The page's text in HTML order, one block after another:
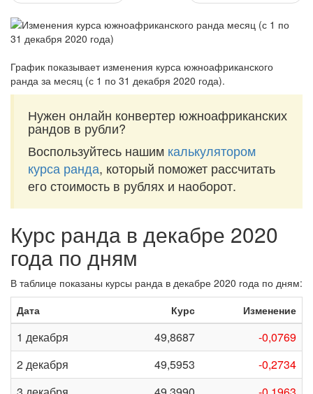
График показывает изменения курса южноафриканского
ранда за месяц (с 1 по 31 декабря 2020 года).
Нужен онлайн конвертер южноафриканских
рандов в рубли?
Воспользуйтесь нашим калькулятором
курса ранда, который поможет рассчитать
его стоимость в рублях и наоборот.
Курс ранда в декабре 2020
года по дням
В таблице показаны курсы ранда в декабре 2020 года по дням:
Дата
Курс Изменение
1 декабря 49,8687
-0,0769
2 декабря
49,5953
-0,2734